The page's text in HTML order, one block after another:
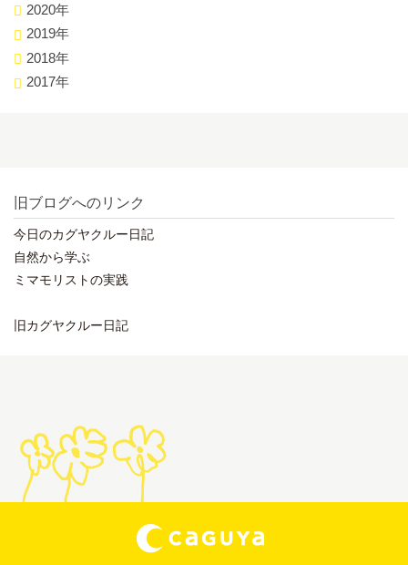
2020年
2019年
2018年
2017年
旧ブログへのリンク
今日のカグヤクルー日記
自然から学ぶ
ミマモリストの実践
旧カグヤクルー日記